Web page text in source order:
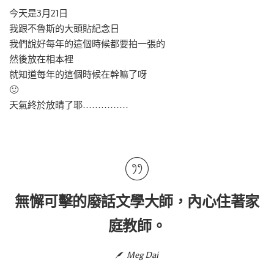
今天是3月21日
我跟不魯斯的大頭貼紀念日
我們說好每年的這個時候都要拍一張的
然後放在相本裡
就知道每年的這個時候在幹嘛了呀
🙂
天氣終於放晴了耶……………
無懈可擊的廢話文學大師，內心住著家
庭教師。
Meg Dai